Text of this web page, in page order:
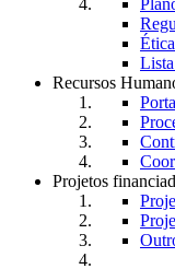
Recursos
Projetos